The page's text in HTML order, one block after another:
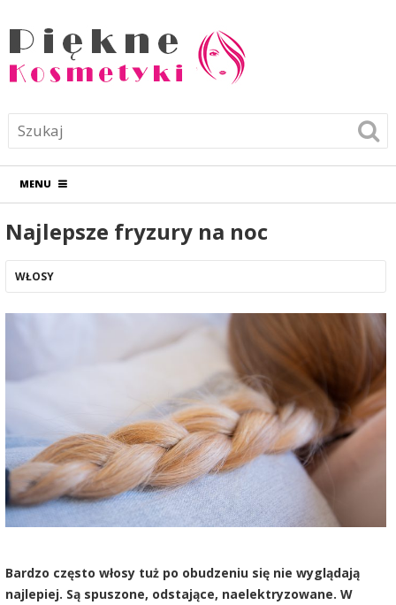
MENU
Najlepsze fryzury na noc
WŁOSY
Bardzo często włosy tuż po obudzeniu się nie wyglądają
najlepiej. Są spuszone, odstające, naelektryzowane. W